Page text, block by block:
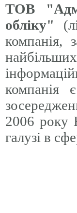
ТОВ
обліку"
компанія,
компанія
2006 року
галузі в